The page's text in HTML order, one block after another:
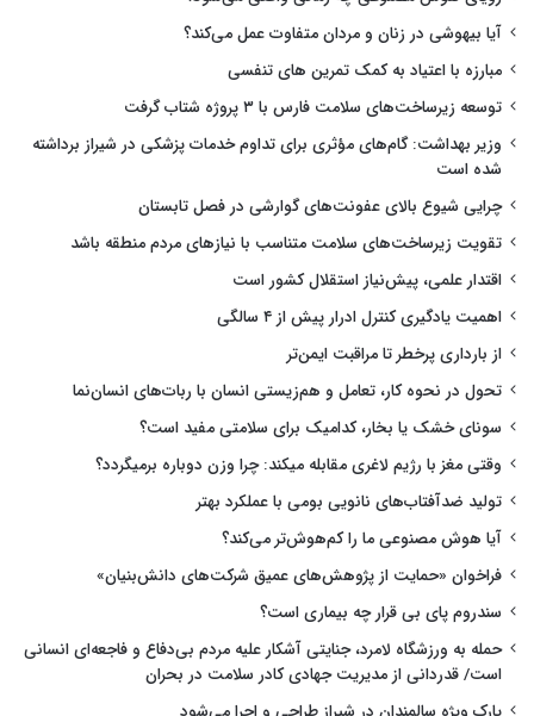
آیا بیهوشی در زنان و مردان متفاوت عمل می‌کند؟
مبارزه با اعتیاد به کمک تمرین های تنفسی
توسعه زیرساخت‌های سلامت فارس با ۳ پروژه شتاب گرفت
وزیر بهداشت: گام‌های مؤثری برای تداوم خدمات پزشکی در شیراز برداشته
شده است
چرایی شیوع بالای عفونت‌های گوارشی در فصل تابستان
تقویت زیرساخت‌های سلامت متناسب با نیازهای مردم منطقه باشد
اقتدار علمی، پیش‌نیاز استقلال کشور است
اهمیت یادگیری کنترل ادرار پیش از ۴ سالگی
از بارداری پرخطر تا مراقبت ایمن‌تر
تحول در نحوه کار، تعامل و هم‌زیستی انسان با ربات‌های انسان‌نما
سونای خشک یا بخار، کدامیک برای سلامتی مفید است؟
وقتی مغز با رژیم لاغری مقابله میکند: چرا وزن دوباره برمیگردد؟
تولید ضدآفتاب‌های نانویی بومی با عملکرد بهتر
آیا هوش مصنوعی ما را کم‌هوش‌تر می‌کند؟
فراخوان «حمایت از پژوهش‌های عمیق شرکت‌های دانش‌بنیان»
سندروم پای بی قرار چه بیماری است؟
حمله به ورزشگاه لامرد، جنایتی آشکار علیه مردم بی‌دفاع و فاجعه‌ای انسانی
است/ قدردانی از مدیریت جهادی کادر سلامت در بحران